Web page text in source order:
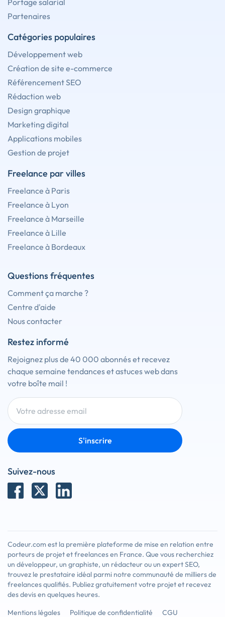
Portage salarial
Partenaires
Catégories populaires
Développement web
Création de site e-commerce
Référencement SEO
Rédaction web
Design graphique
Marketing digital
Applications mobiles
Gestion de projet
Freelance par villes
Freelance à Paris
Freelance à Lyon
Freelance à Marseille
Freelance à Lille
Freelance à Bordeaux
Questions fréquentes
Comment ça marche ?
Centre d'aide
Nous contacter
Restez informé
Rejoignez plus de 40 000 abonnés et recevez
chaque semaine tendances et astuces web dans
votre boîte mail !
S'inscrire
Suivez-nous
Codeur.com est la première plateforme de mise en relation entre
porteurs de projet et freelances en France. Que vous recherchiez
un développeur, un graphiste, un rédacteur ou un expert SEO,
trouvez le prestataire idéal parmi notre communauté de milliers de
freelances qualifiés. Publiez gratuitement votre projet et recevez
des devis en quelques heures.
Mentions légales
Politique de confidentialité CGU